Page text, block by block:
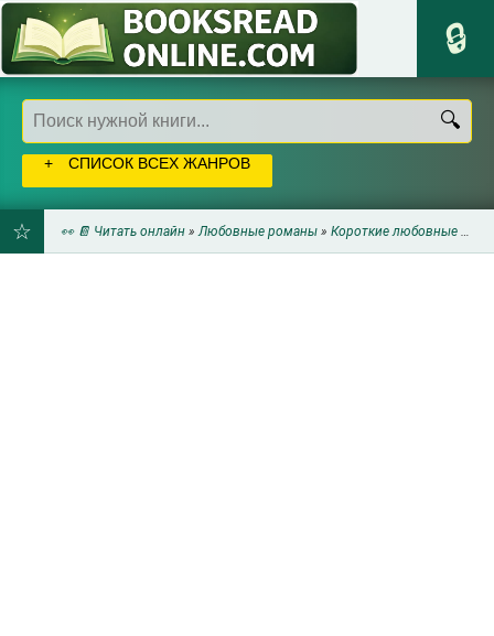
СПИСОК ВСЕХ ЖАНРОВ
👀 📔 Читать онлайн »Любовные романы » Короткие любовные романы